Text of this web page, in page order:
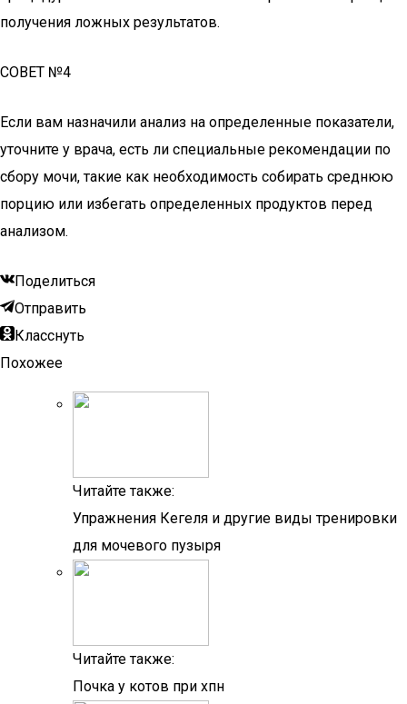
получения ложных результатов.
СОВЕТ №4
Если вам назначили анализ на определенные показатели,
уточните у врача, есть ли специальные рекомендации по
сбору мочи, такие как необходимость собирать среднюю
порцию или избегать определенных продуктов перед
анализом.
Поделиться
Отправить
Класснуть
Похожее
Читайте также:
Упражнения Кегеля и другие виды тренировки
для мочевого пузыря
Читайте также:
Почка у котов при хпн